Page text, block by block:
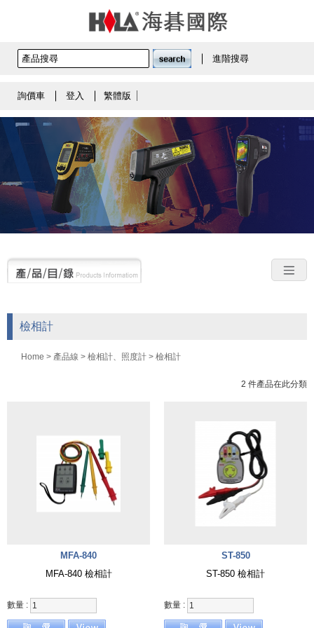
進階搜尋
詢價車 登入 繁體版
檢相計
Home > 產品線 > 檢相計、照度計 > 檢相計
2 件產品在此分類
MFA-840
MFA-840 檢相計
數量 :
ST-850
ST-850 檢相計
數量 :